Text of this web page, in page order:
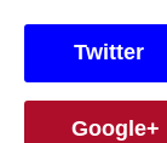
Twitter
Google+